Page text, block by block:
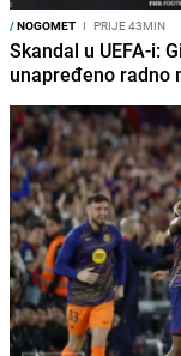
/NOGOMET I PRIJE 43MIN
Skandal u UEFA-i:
unapređeno radno